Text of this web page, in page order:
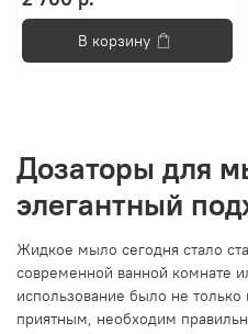
В корзину
Дозаторы для
элегантный
Жидкое мыло сегодня стало
современной ванной комнате
использование было не
приятным, необходим